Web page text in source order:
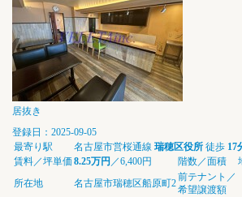
居抜き
登録日：2025-09-05
最寄り駅
名古屋市営桜通線 瑞穂区役所 徒歩 17
賃料／坪単価 8.25万円 ／6,400円 階数／面積
所在地
名古屋市瑞穂区船原町2
前テナント／
希望譲渡額